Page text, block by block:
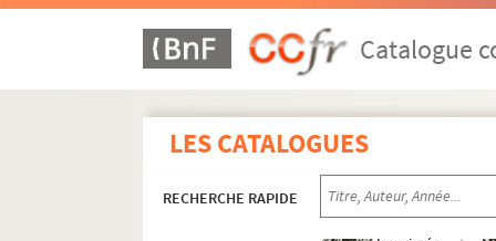
Catalogue
LES CATALOGUES
RECHERCHE RAPIDE